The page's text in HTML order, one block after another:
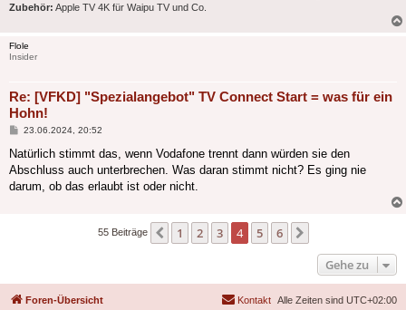
Zubehör: Apple TV 4K für Waipu TV und Co.
Flole
Insider
Re: [VFKD] "Spezialangebot" TV Connect Start = was für ein
Hohn!
Beitrag
23.06.2024, 20:52
Natürlich stimmt das, wenn Vodafone trennt dann würden sie den
Abschluss auch unterbrechen. Was daran stimmt nicht? Es ging nie
darum, ob das erlaubt ist oder nicht.
55 Beiträge Vorherige
1 2 3 4 5 6
Gehe zu
Foren-Übersicht Alle Zeiten sind UTC+02:00
Kontakt